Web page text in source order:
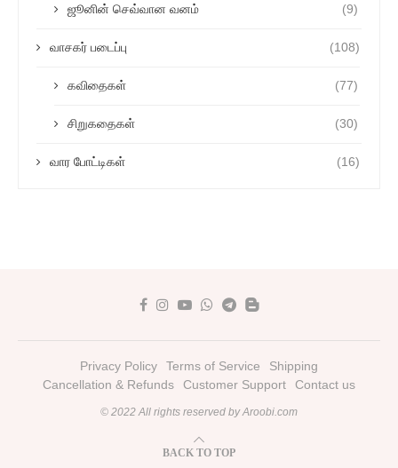
ஜூனின் செவ்வான வனம் (9)
வாசகர் படைப்பு (108)
கவிதைகள் (77)
சிறுகதைகள் (30)
வார போட்டிகள் (16)
Privacy Policy Terms of Service
Shipping
Cancellation & Refunds
Customer Support Contact us
© 2022 All rights reserved by Aroobi.com
BACK TO TOP